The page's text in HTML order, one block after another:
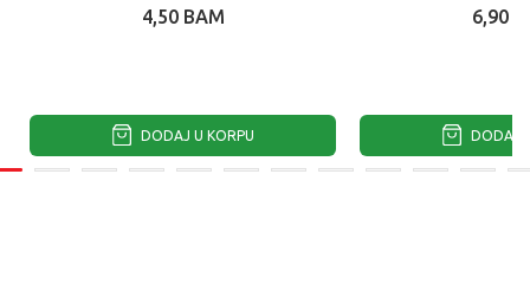
4,50 BAM
DODAJ U KORPU
6,90
DODAJ